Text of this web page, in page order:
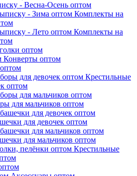
- Весна-Осень оптом
Комплекты на
Комплекты на
оптом
Конверты оптом
Крестильные
оптом
для мальчиков оптом
для девочек оптом
для мальчиков оптом
Крестильные